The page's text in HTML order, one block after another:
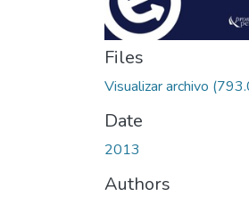
Files
Visualizar archivo
Date
2013
Authors